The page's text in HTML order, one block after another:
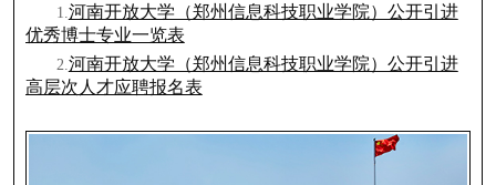
1. 河南开放大学（郑州信息科技职业学院）公开引进
优秀博士专业一览表
2. 河南开放大学（郑州信息科技职业学院）公开引进
高层次人才应聘报名表